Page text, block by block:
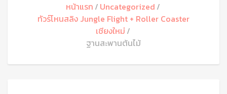
หน้าแรก
Uncategorized
ทัวร์โหนสลิง Jungle Flight + Roller Coaster
เชียงใหม่
ฐานสะพานต้นไม้